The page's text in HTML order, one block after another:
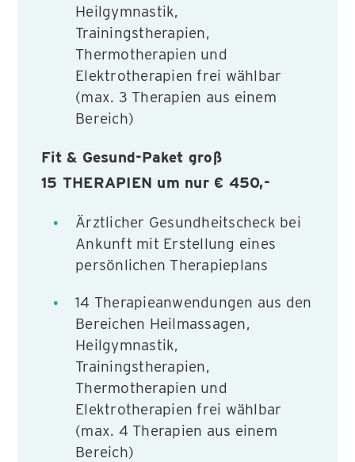
Heilgymnastik,
Trainingstherapien,
Thermotherapien und
Elektrotherapien frei wählbar
(max. 3 Therapien aus einem
Bereich)
Fit & Gesund-Paket groß
15 THERAPIEN um nur € 450,-
Ärztlicher Gesundheitscheck bei
Ankunft mit Erstellung eines
persönlichen Therapieplans
14 Therapieanwendungen aus den
Bereichen Heilmassagen,
Heilgymnastik,
Trainingstherapien,
Thermotherapien und
Elektrotherapien frei wählbar
(max. 4 Therapien aus einem
Bereich)